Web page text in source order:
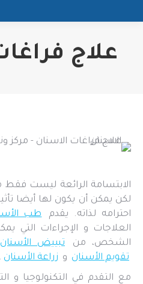
علاج
الابتسامة الرائعة ليست فقط
لكن يمكن أن يكون لها أيضا
احترامه لذاته. يقدم
طب
العلاجات و الإجراءات التي
الشخص، من
تبييض الأسنان
تقويم الأسنان و زراعة الأسنان .
مع التقدم في التكنولوجيا و